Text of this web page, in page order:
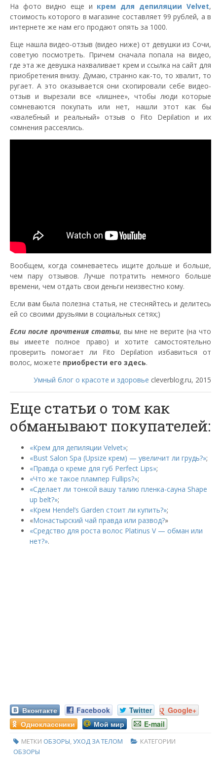
На фото видно еще и крем для депиляции Velvet,
стоимость которого в магазине составляет 99 рублей, а в
интернете же нам его продают опять за 1000.
Еще нашла видео-отзыв (видео ниже) от девушки из Сочи,
советую посмотреть. Причем сначала попала на видео,
где эта же девушка нахваливает крем и ссылка на сайт для
приобретения внизу. Думаю, странно как-то, то хвалит, то
ругает. А это оказывается они скопировали себе видео-
отзыв и вырезали все «лишнее», чтобы люди которые
сомневаются покупать или нет, нашли этот как бы
«хвалебный и реальный» отзыв о Fito Depilation и их
сомнения рассеялись.
Вообщем, когда сомневаетесь ищите дольше и больше,
чем пару отзывов. Лучше потратить немного больше
времени, чем отдать свои деньги неизвестно кому.
Если вам была полезна статья, не стесняйтесь и делитесь
ей со своими друзьями в социальных сетях;)
Если после прочтения статьи, вы мне не верите (на что
вы имеете полное право) и хотите самостоятельно
проверить помогает ли Fito Depilation избавиться от
волос, можете приобрести его здесь.
Умный блог о красоте и здоровье cleverblog.ru, 2015
Еще статьи о том как
обманывают покупателей:
«Крем для депиляции Velvet»;
«Bust Salon Spa (Upsize крем) — увеличит ли грудь?»;
«Правда о креме для губ Perfect Lips»;
«Что же такое плампер Fullips?»;
«Сделает ли тонкой вашу талию пленка-сауна Shape
up belt?»;
«Крем Hendel’s Garden стоит ли купить?»;
«Монастырский чай правда или развод?»
«Средство для роста волос Platinus V — обман или
нет?».
Вконтакте Facebook Twitter
Google+
Одноклассники
Мой мир E-mail
МЕТКИ ОБЗОРЫ,УХОД ЗА ТЕЛОМ
КАТЕГОРИИ
ОБЗОРЫ